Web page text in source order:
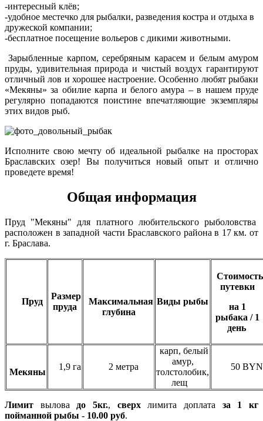
-интересный клёв;
-удобное местечко для рыбалки, разведения костра и отдыха в
дружеской компании;
-бесплатное посещение вольеров с дикими животными.
Зарыбленные карпом, серебряным карасем и белым амуром
пруды, удивительная природа и чистый воздух гарантируют
отличный лов и хорошее настроение. Особенно любят рыбаки
«Мекяны» за обилие карпа и белого амура – в нашем пруде
регулярно попадаются поистине впечатляющие экземпляры
этих видов рыб.
Исполните свою мечту об идеальной рыбалке на просторах
Браславских озер! Вы получиться новый опыт и отлично
проведете время!
Общая информация
Пруд "Мекяны" для платного любительского рыболовства
расположен в западной части Браславского района в 17 км. от
г. Браслава.
Пруд
Размер
пруда
Максимальная
глубина
Виды рыбы
Стоимость
путевки
на 1
рыбака / 1
день
Мекяны
1,9 га 2 метра
карп, белый
амур,
толстолобик,
лещ
50 BYN
Лимит вылова до 5кг., сверхлимита доплата за 1 кг
пойманной рыбы - 10.00 руб.